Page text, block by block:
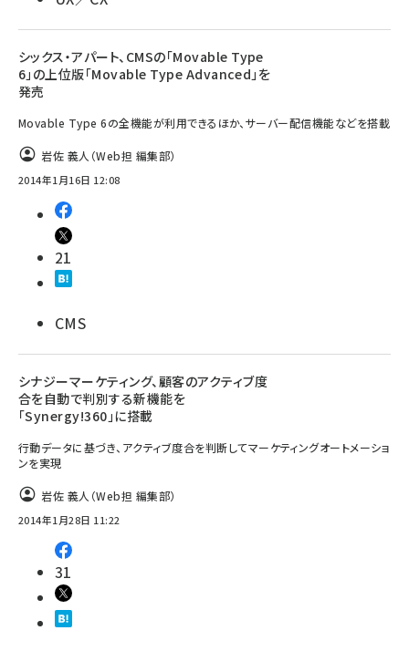
シックス・アパート、CMSの「Movable Type
6」の上位版「Movable Type Advanced」を
発売
Movable Type 6の全機能が利用できるほか、サーバー配信機能などを搭載
岩佐 義人（Web担 編集部）
2014年1月16日 12:08
21
CMS
シナジーマーケティング、顧客のアクティブ度
合を自動で判別する新機能を
「Synergy!360」に搭載
行動データに基づき、アクティブ度合を判断してマーケティングオートメーショ
ンを実現
岩佐 義人（Web担 編集部）
2014年1月28日 11:22
31